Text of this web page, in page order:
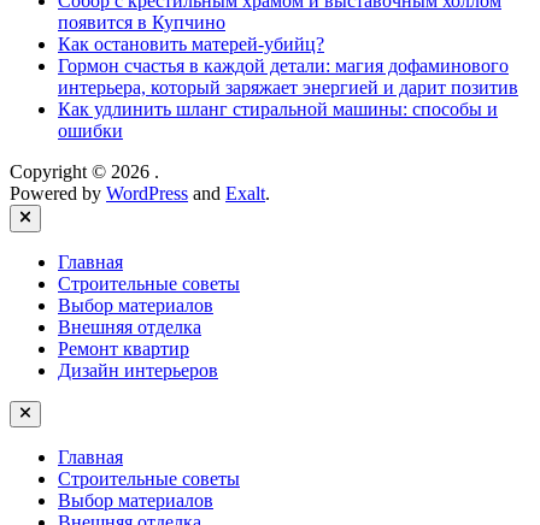
появится в Купчино
Как остановить матерей-убийц?
Гормон счастья в каждой детали: магия дофаминового
интерьера, который заряжает энергией и дарит позитив
Как удлинить шланг стиральной машины: способы и
ошибки
Copyright © 2026 .
Powered by WordPress and Exalt.
Close
Главная
Строительные советы
Выбор материалов
Внешняя отделка
Ремонт квартир
Дизайн интерьеров
Главная
Строительные советы
Выбор материалов